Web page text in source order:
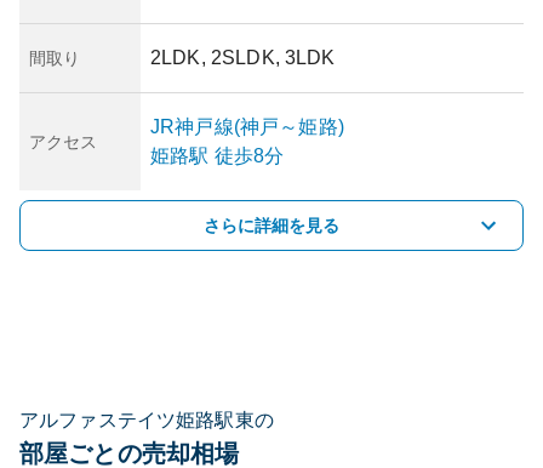
間取り 2LDK, 2SLDK, 3LDK
アクセス
JR神戸線(神戸～姫路)
姫路駅 徒歩8分
さらに詳細を見る
アルファステイツ姫路駅東の
部屋ごとの売却相場